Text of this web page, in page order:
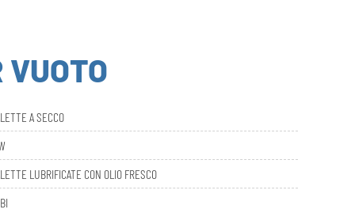
VUOTO
A SECCO
LUBRIFICATE CON OLIO FRESCO